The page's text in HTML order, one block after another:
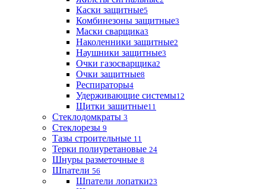
Каски защитные5
Комбинезоны защитные3
Маски сварщика3
Наколенники защитные2
Наушники защитные3
Очки газосварщика2
Очки защитные8
Респираторы4
Удерживающие системы12
Щитки защитные11
Стеклодомкраты 3
Стеклорезы 9
Тазы строительные 11
Терки полиуретановые 24
Шнуры разметочные 8
Шпатели 56
Шпатели лопатки23